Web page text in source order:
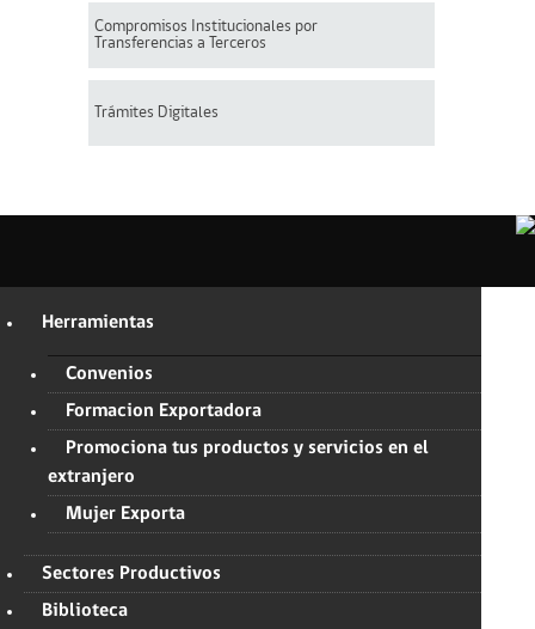
Compromisos Institucionales por
Transferencias a Terceros
Trámites Digitales
Herramientas
Convenios
Formacion Exportadora
Promociona tus productos y servicios en el
extranjero
Mujer Exporta
Sectores Productivos
Biblioteca